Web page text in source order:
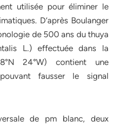
utilisée pour éliminer le
D’après Boulanger
de 500 ans du thuya
L.) effectuée dans la
24°W) contient une
fausser le signal
de pm blanc, deux